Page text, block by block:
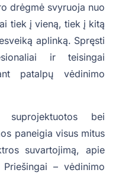
drėgmė svyruoja nuo
tiek į vieną, tiek į kitą
aplinką. Spręsti
ir teisingai
patalpų vėdinimo
bei
paneigia visus mitus
suvartojimą, apie
– vėdinimo